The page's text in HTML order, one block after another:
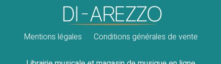
Mentions légales Conditions générales de vente